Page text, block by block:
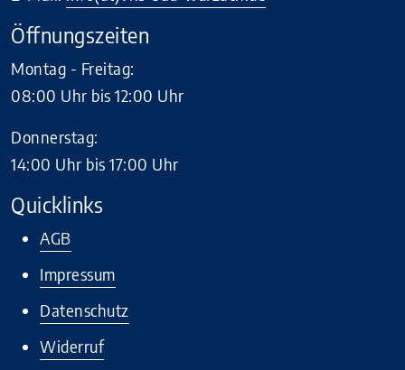
Öffnungszeiten
Montag - Freitag:
08:00 Uhr bis 12:00 Uhr
Donnerstag:
14:00 Uhr bis 17:00 Uhr
Quicklinks
AGB
Impressum
Datenschutz
Widerruf